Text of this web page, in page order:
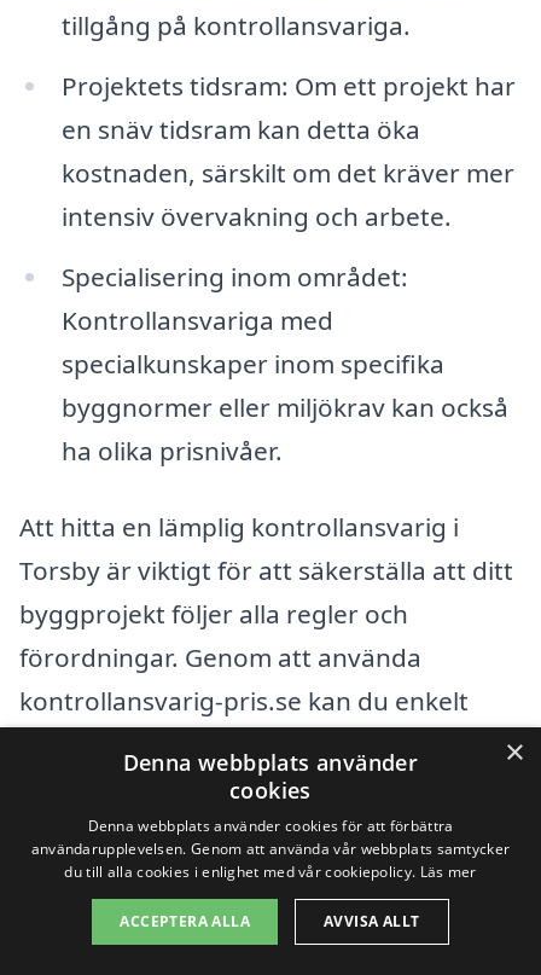
tillgång på kontrollansvariga.
Projektets tidsram: Om ett projekt har
en snäv tidsram kan detta öka
kostnaden, särskilt om det kräver mer
intensiv övervakning och arbete.
Specialisering inom området:
Kontrollansvariga med
specialkunskaper inom specifika
byggnormer eller miljökrav kan också
ha olika prisnivåer.
Att hitta en lämplig kontrollansvarig i
Torsby är viktigt för att säkerställa att ditt
byggprojekt följer alla regler och
förordningar. Genom att använda
kontrollansvarig-pris.se kan du enkelt
företag som bäst matchar dina behov och
budget. Detta hjälper dig att få en bättre
uppfattning om kostnaderna och göra ett
informerat val. Genom att göra din
×
Denna webbplats använder
cookies
Denna webbplats använder cookies för att förbättra
användarupplevelsen. Genom att använda vår webbplats samtycker
du till alla cookies i enlighet med vår cookiepolicy. Läs mer
ACCEPTERA ALLA AVVISA ALLT